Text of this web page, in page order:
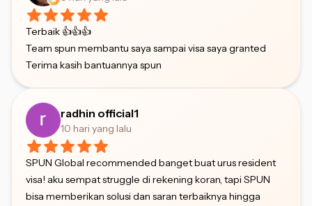
Terbaik 👍👍👍
Team spun membantu saya sampai visa saya granted
Terima kasih bantuannya spun
radhin official1
10 hari yang lalu
SPUN Global recommended banget buat urus resident
visa! aku sempat struggle di rekening koran, tapi SPUN
bisa memberikan solusi dan saran terbaiknya hingga